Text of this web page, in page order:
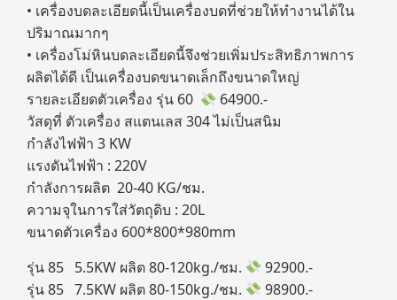
• เครื่องบดละเอียดนี้เป็นเครื่องบดที่ช่วยให้ทำงานได้ใน
ปริมาณมากๆ
• เครื่องโม่หินบดละเอียดนี้จึงช่วยเพิ่มประสิทธิภาพการ
ผลิตได้ดี เป็นเครื่องบดขนาดเล็กถึงขนาดใหญ่
รายละเอียดตัวเครื่อง รุ่น 60
64900.-
วัสดุที่ ตัวเครื่อง สแตนเลส 304 ไม่เป็นสนิม
กำลังไฟฟ้า 3 KW
แรงดันไฟฟ้า : 220V
กำลังการผลิต 20-40 KG/ชม.
ความจุในการใส่วัตถุดิบ : 20L
ขนาดตัวเครื่อง 600*800*980mm
รุ่น 85 5.5KW ผลิต 80-120kg./ชม.
92900.-
รุ่น 85 7.5KW ผลิต 80-150kg./ชม.
98900.-